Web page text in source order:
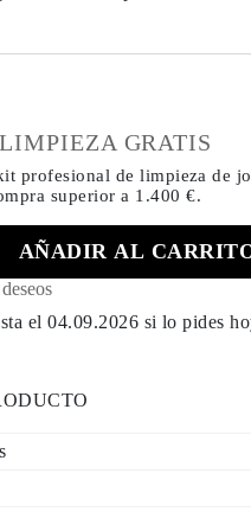
GRATIS
profesional de limpieza de
superior a 1.400 €.
AÑADIR AL
el04.09.2026 si lo pides